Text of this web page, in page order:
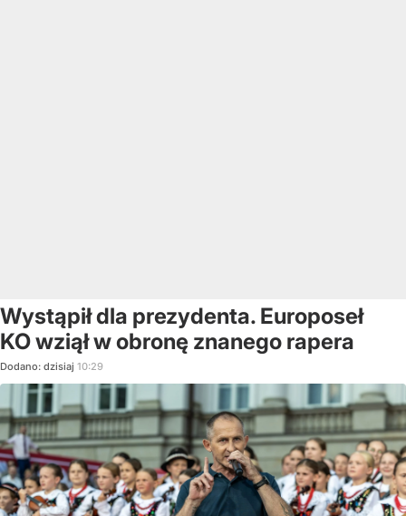
Wystąpił dla prezydenta. Europoseł
KO wziął w obronę znanego rapera
Dodano: dzisiaj 10:29